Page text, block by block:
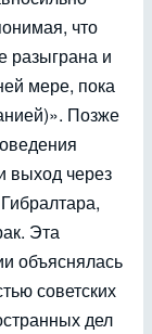
что
разыграна и
мере, пока
Позже
выход через
Эта
объяснялась
советских
дел